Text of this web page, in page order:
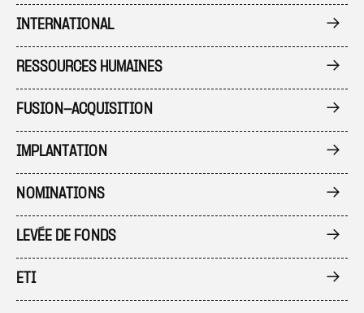
INTERNATIONAL
RESSOURCES HUMAINES
FUSION-ACQUISITION
IMPLANTATION
NOMINATIONS
LEVÉE DE FONDS
ETI